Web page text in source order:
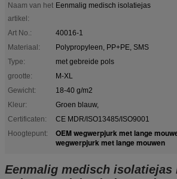
Naam van het
artikel:
Eenmalig medisch isolatiejas
Art No.:
40016-1
Materiaal:
Polypropyleen, PP+PE, SMS
Type:
met gebreide pols
grootte:
M-XL
Gewicht:
18-40 g/m2
Kleur:
Groen blauw,
Certificaten:
CE MDR/ISO13485/ISO9001
Hoogtepunt:
OEM wegwerpjurk met lange
wegwerpjurk met lange mouwen
Eenmalig medisch isolatiejas